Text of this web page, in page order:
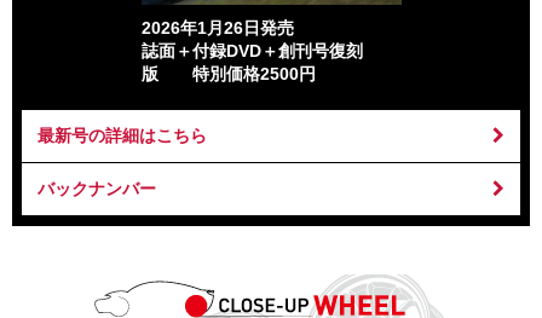
2026年1月26日発売
誌面＋付録DVD＋創刊号復刻
版 特別価格2500円
最新号の詳細はこちら
バックナンバー